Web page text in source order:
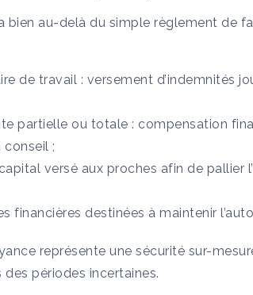
bien au-delà du simple règlement de
de travail : versement d’indemnités
partielle ou totale : compensation
;
versé aux proches afin de pallier
financières destinées à maintenir
représente une sécurité sur-
périodes incertaines.